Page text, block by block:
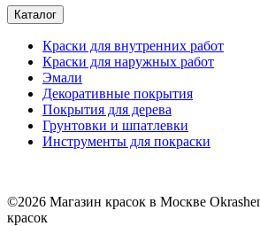
Каталог
Краски для внутренних работ
Краски для наружных работ
Эмали
Декоративные покрытия
Покрытия для дерева
Грунтовки и шпатлевки
Инструменты для покраски
©2026 Магазин красок в Москве
красок